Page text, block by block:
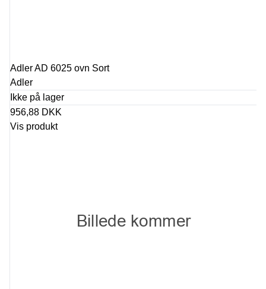
Adler AD 6025 ovn Sort
Adler
Ikke på lager
956,88 DKK
Vis produkt